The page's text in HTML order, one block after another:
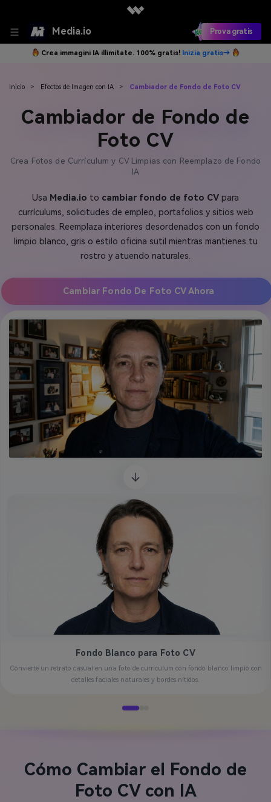
Media.io Prova gratis
Crea immagini IA illimitate. 100% gratis! Inizia gratis→
Inicio > Efectos de Imagen con IA > Cambiador de Fondo de Foto CV
Cambiador de Fondo de
Foto CV
Crea Fotos de Currículum y CV Limpias con Reemplazo de Fondo
IA
Usa Media.io to cambiar fondo de foto CV para
currículums, solicitudes de empleo, portafolios y sitios web
personales. Reemplaza interiores desordenados con un fondo
limpio blanco, gris o estilo oficina sutil mientras mantienes tu
rostro y atuendo naturales.
Cambiar Fondo De Foto CV Ahora
Fondo Blanco para Foto CV
Convierte un retrato casual en una foto de currículum con fondo blanco limpio con
detalles faciales naturales y bordes nítidos.
Cómo Cambiar el Fondo de
Foto CV con IA